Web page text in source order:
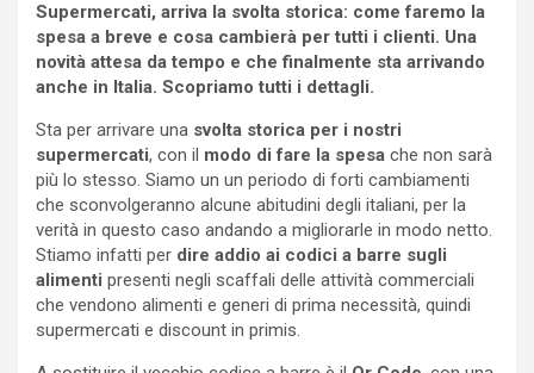
Supermercati, arriva la svolta storica: come faremo la
spesa a breve e cosa cambierà per tutti i clienti. Una
novità attesa da tempo e che finalmente sta arrivando
anche in Italia. Scopriamo tutti i dettagli.
Sta per arrivare una svolta storica per i nostri
supermercati, con il modo di fare la spesa che non sarà
più lo stesso. Siamo un un periodo di forti cambiamenti
che sconvolgeranno alcune abitudini degli italiani, per la
verità in questo caso andando a migliorarle in modo netto.
Stiamo infatti per dire addio ai codici a barre sugli
alimenti presenti negli scaffali delle attività commerciali
che vendono alimenti e generi di prima necessità, quindi
supermercati e discount in primis.